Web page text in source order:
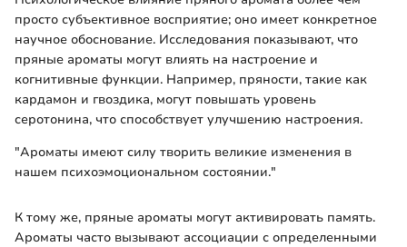
просто субъективное восприятие; оно имеет конкретное
научное обоснование. Исследования показывают, что
пряные ароматы могут влиять на настроение и
когнитивные функции. Например, пряности, такие как
кардамон и гвоздика, могут повышать уровень
серотонина, что способствует улучшению настроения.
"Ароматы имеют силу творить великие изменения в
нашем психоэмоциональном состоянии."
К тому же, пряные ароматы могут активировать память.
Ароматы часто вызывают ассоциации с определенными